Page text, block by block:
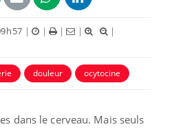
| | | |
|
douleur ocytocine
dans le cerveau. Mais seuls